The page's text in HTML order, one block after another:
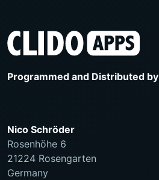
Programmed and Distributed by
Nico Schröder
Rosenhöhe 6
21224 Rosengarten
Germany